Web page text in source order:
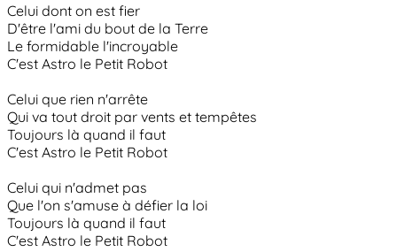
Celui dont on est fier
D'être l'ami du bout de la Terre
Le formidable l'incroyable
C'est Astro le Petit Robot
Celui que rien n'arrête
Qui va tout droit par vents et tempêtes
Toujours là quand il faut
C'est Astro le Petit Robot
Celui qui n'admet pas
Que l'on s'amuse à défier la loi
Toujours là quand il faut
C'est Astro le Petit Robot